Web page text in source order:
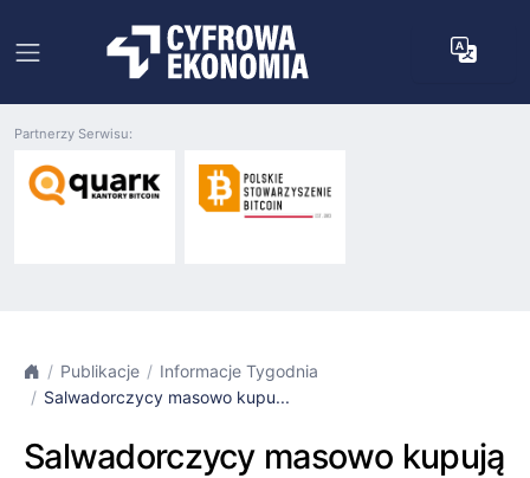
Partnerzy Serwisu:
Publikacje
Informacje Tygodnia
Salwadorczycy masowo kupu...
Salwadorczycy masowo kupują